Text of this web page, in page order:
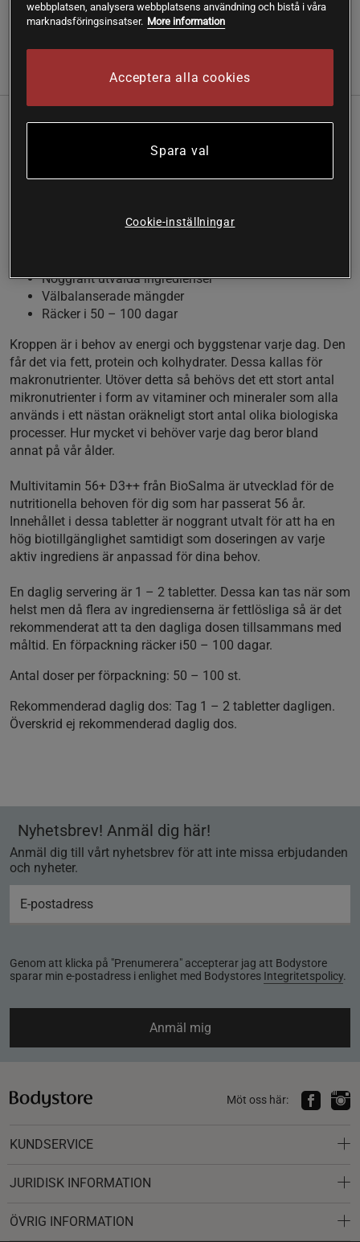
Läs mer
Recensioner Näring & Ingredienser
Multivitamin 56+ D3++ är en heltäckande
multivitamin, framtagen för att täcka de nutritionella
Noggrant utvalda ingredienser
Välbalanserade mängder
Räcker i 50 – 100 dagar
Kroppen är i behov av energi och byggstenar varje dag. Den
får det via fett, protein och kolhydrater. Dessa kallas för
makronutrienter. Utöver detta så behövs det ett stort antal
mikronutrienter i form av vitaminer och mineraler som alla
används i ett nästan oräkneligt stort antal olika biologiska
processer. Hur mycket vi behöver varje dag beror bland
annat på vår ålder.
Multivitamin 56+ D3++ från BioSalma är utvecklad för de
nutritionella behoven för dig som har passerat 56 år.
Innehållet i dessa tabletter är noggrant utvalt för att ha en
hög biotillgänglighet samtidigt som doseringen av varje
aktiv ingrediens är anpassad för dina behov.
En daglig servering är 1 – 2 tabletter. Dessa kan tas när som
helst men då flera av ingredienserna är fettlösliga så är det
rekommenderat att ta den dagliga dosen tillsammans med
måltid. En förpackning räcker i50 – 100 dagar.
Antal doser per förpackning: 50 – 100 st.
Rekommenderad daglig dos: Tag 1 – 2 tabletter dagligen.
Överskrid ej rekommenderad daglig dos.
Nyhetsbrev! Anmäl dig här!
Anmäl dig till vårt nyhetsbrev för att inte missa erbjudanden
och nyheter.
Genom att klicka på "Prenumerera" accepterar jag att Bodystore
sparar min e-postadress i enlighet med Bodystores Integritetspolicy.
Anmäl mig
Möt oss här:
KUNDSERVICE
JURIDISK INFORMATION
ÖVRIG INFORMATION
webbplatsen, analysera webbplatsens användning och bistå i våra
marknadsföringsinsatser. More information
Acceptera alla cookies
Spara val
Cookie-inställningar